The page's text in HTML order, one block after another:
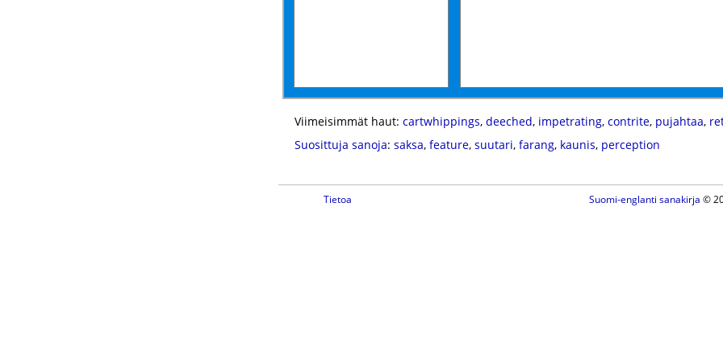
Viimeisimmät haut: cartwhippings, deeched, impetrating, contrite, pujahtaa,
Suosittuja sanoja: saksa, feature, suutari, farang, kaunis, perception
Tietoa Suomi-englanti sanakirja ©